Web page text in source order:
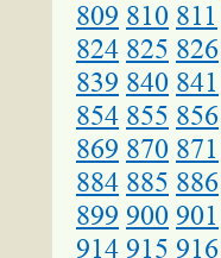
809 810 811
824 825 826
839 840 841
854 855 856
869 870 871
884 885 886
899 900 901
914 915 916